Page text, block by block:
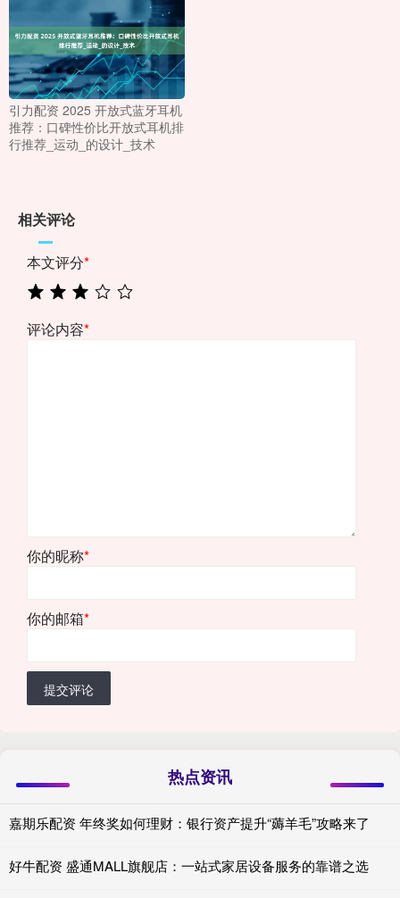
引力配资 2025 开放式蓝牙耳机
推荐：口碑性价比开放式耳机排
行推荐_运动_的设计_技术
相关评论
本文评分*
评论内容*
你的昵称*
你的邮箱*
提交评论
热点资讯
嘉期乐配资 年终奖如何理财：银行资产提升“薅羊毛”攻略来了
好牛配资 盛通MALL旗舰店：一站式家居设备服务的靠谱之选